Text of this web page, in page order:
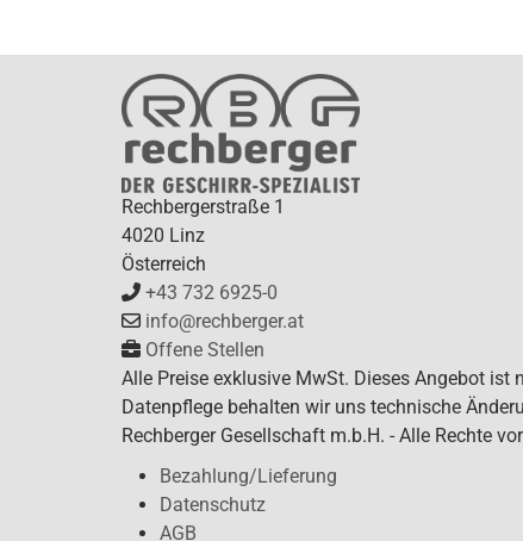
Rechbergerstraße 1
4020 Linz
Österreich
+43 732 6925-0
info@rechberger.at
Offene Stellen
Alle Preise exklusive MwSt. Dieses Angebot
Datenpflege behalten wir uns technische
Rechberger Gesellschaft m.b.H. - Alle Rechte
Bezahlung/Lieferung
Datenschutz
AGB